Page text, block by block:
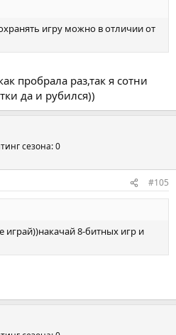
игру можно в отличии от
пробрала раз,так я сотни
да и рубился))
сезона: 0
#105
играй))накачай 8-битных игр и